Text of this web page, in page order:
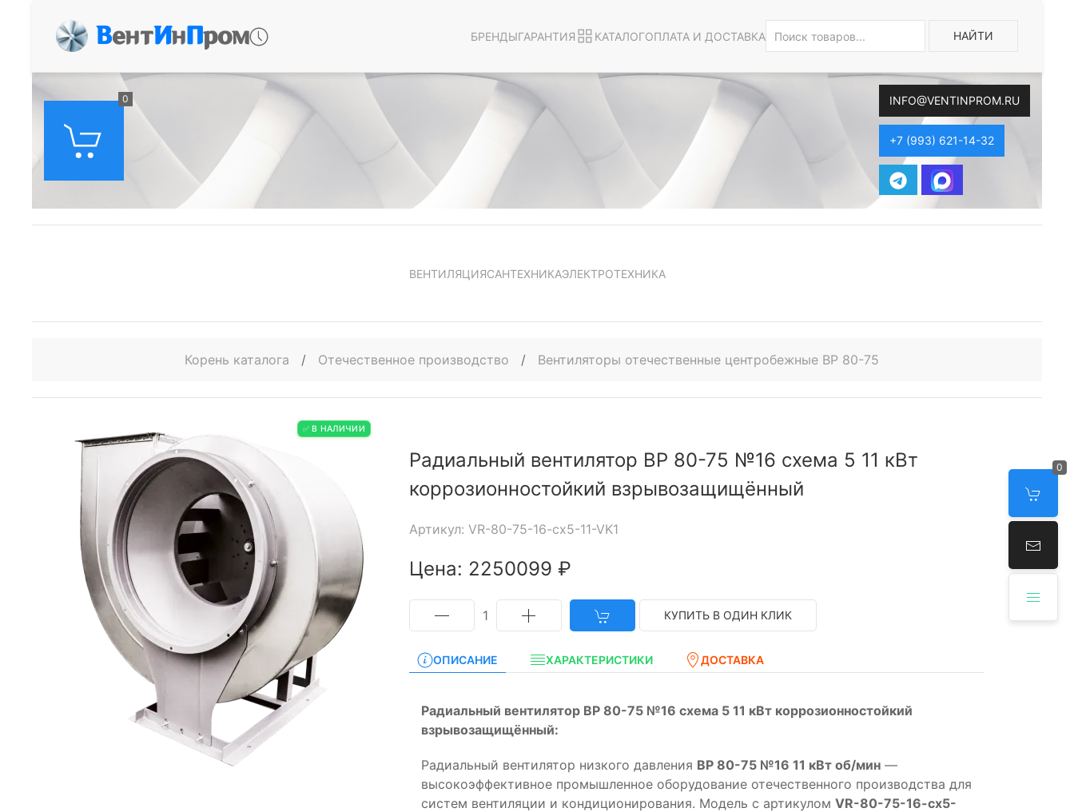
ВентИнПром БРЕНДЫГАРАНТИЯ КАТАЛОГОПЛАТА И ДОСТАВКА НАЙТИ
0 INFO@VENTINPROM.RU
+7 (993) 621-14-32
0
ВЕНТИЛЯЦИЯСАНТЕХНИКАЭЛЕКТРОТЕХНИКА
Корень каталога / Отечественное производство / Вентиляторы отечественные центробежные ВР 80-75
✅ В НАЛИЧИИ
Радиальный вентилятор ВР 80-75 №16 схема 5 11 кВт
коррозионностойкий взрывозащищённый
Артикул: VR-80-75-16-cx5-11-VK1
Цена: 2250099 ₽
1 КУПИТЬ В ОДИН КЛИК
ОПИСАНИЕ ХАРАКТЕРИСТИКИ ДОСТАВКА
Радиальный вентилятор ВР 80-75 №16 схема 5 11 кВт коррозионностойкий
взрывозащищённый:
Радиальный вентилятор низкого давления ВР 80-75 №16 11 кВт об/мин —
высокоэффективное промышленное оборудование отечественного производства для
систем вентиляции и кондиционирования. Модель с артикулом VR-80-75-16-cx5-